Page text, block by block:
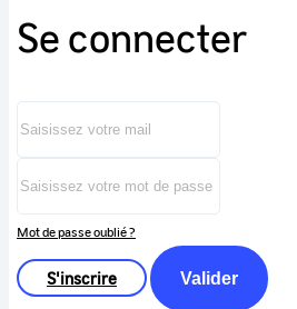
Se connecter
Mot de passe oublié ?
S'inscrire Valider